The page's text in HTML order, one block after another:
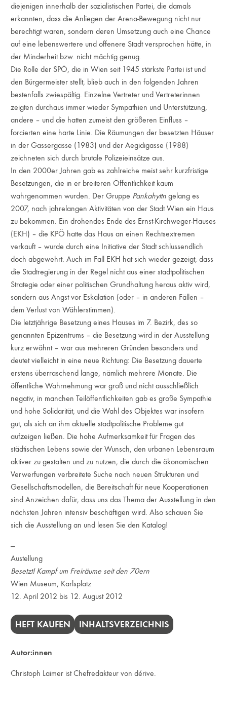
diejenigen innerhalb der sozialistischen Partei, die damals
erkannten, dass die Anliegen der Arena-Bewegung nicht nur
berechtigt waren, sondern deren Umsetzung auch eine Chance
auf eine lebenswertere und offenere Stadt versprochen hätte, in
der Minderheit bzw. nicht mächtig genug.
Die Rolle der SPÖ, die in Wien seit 1945 stärkste Partei ist und
den Bürgermeister stellt, blieb auch in den folgenden Jahren
bestenfalls zwiespältig. Einzelne Vertreter und Vertreterinnen
zeigten durchaus immer wieder Sympathien und Unterstützung,
andere – und die hatten zumeist den größeren Einfluss –
forcierten eine harte Linie. Die Räumungen der besetzten Häuser
in der Gassergasse (1983) und der Aegidigasse (1988)
zeichneten sich durch brutale Polizeieinsätze aus.
In den 2000er Jahren gab es zahlreiche meist sehr kurzfristige
Besetzungen, die in er breiteren Öffentlichkeit kaum
wahrgenommen wurden. Der Gruppe Pankahyttn gelang es
2007, nach jahrelangen Aktivitäten von der Stadt Wien ein Haus
zu bekommen. Ein drohendes Ende des Ernst-Kirchweger-Hauses
(EKH) – die KPÖ hatte das Haus an einen Rechtsextremen
verkauft – wurde durch eine Initiative der Stadt schlussendlich
doch abgewehrt. Auch im Fall EKH hat sich wieder gezeigt, dass
die Stadtregierung in der Regel nicht aus einer stadtpolitischen
Strategie oder einer politischen Grundhaltung heraus aktiv wird,
sondern aus Angst vor Eskalation (oder – in anderen Fällen –
dem Verlust von Wählerstimmen).
Die letztjährige Besetzung eines Hauses im 7. Bezirk, des so
genannten Epizentrums – die Besetzung wird in der Ausstellung
kurz erwähnt – war aus mehreren Gründen besonders und
deutet vielleicht in eine neue Richtung: Die Besetzung dauerte
erstens überraschend lange, nämlich mehrere Monate. Die
öffentliche Wahrnehmung war groß und nicht ausschließlich
negativ, in manchen Teilöffentlichkeiten gab es große Sympathie
und hohe Solidarität, und die Wahl des Objektes war insofern
gut, als sich an ihm aktuelle stadtpolitische Probleme gut
aufzeigen ließen. Die hohe Aufmerksamkeit für Fragen des
städtischen Lebens sowie der Wunsch, den urbanen Lebensraum
aktiver zu gestalten und zu nutzen, die durch die ökonomischen
Verwerfungen verbreitete Suche nach neuen Strukturen und
Gesellschaftsmodellen, die Bereitschaft für neue Kooperationen
sind Anzeichen dafür, dass uns das Thema der Ausstellung in den
nächsten Jahren intensiv beschäftigen wird. Also schauen Sie
sich die Ausstellung an und lesen Sie den Katalog!
—
Austellung
Besetzt! Kampf um Freiräume seit den 70ern
Wien Museum, Karlsplatz
12. April 2012 bis 12. August 2012
HEFT KAUFEN INHALTSVERZEICHNIS
Autor:innen
Christoph Laimer ist Chefredakteur von dérive.